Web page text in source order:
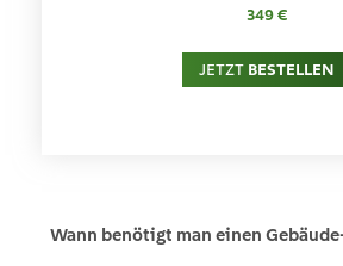
349 €
JETZT BESTELLEN
Wann benötigt man einen